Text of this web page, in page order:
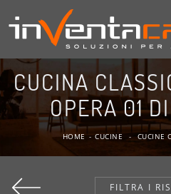
CUCINA
OPERA 01
HOME - CUCINE - CUCINE
FILTRA I